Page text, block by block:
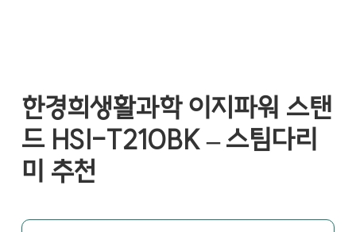
한경희생활과학 이지파워 스탠
드 HSI-T210BK – 스팀다리
미 추천